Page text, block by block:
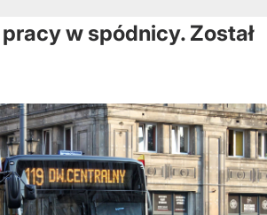
pracy w spódnicy. Został